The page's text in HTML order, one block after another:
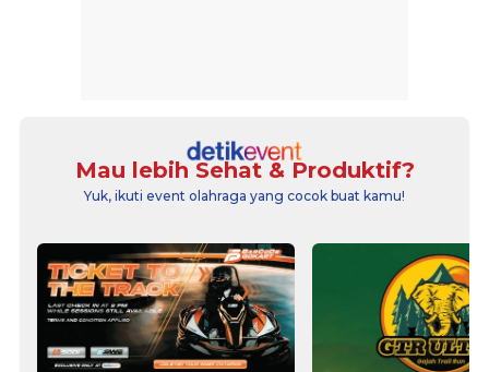
Mau lebih Sehat & Produktif?
Yuk, ikuti event olahraga yang cocok buat kamu!